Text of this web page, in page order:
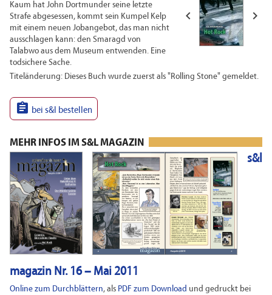
 
Kaum hat John Dortmunder seine letzte
Strafe abgesessen, kommt sein Kumpel Kelp
mit einem neuen Jobangebot, das man nicht
ausschlagen kann: den Smaragd von
Talabwo aus dem Museum entwenden. Eine
todsichere Sache.
Titeländerung: Dieses Buch wurde zuerst als "Rolling Stone" gemeldet.
 bei s&l bestellen
MEHR INFOS IM S&L MAGAZIN
s&l
magazin Nr. 16 – Mai 2011
Online zum Durchblättern, als PDF zum Download und gedruckt bei